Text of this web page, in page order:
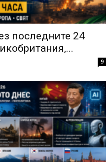
последните 24
9